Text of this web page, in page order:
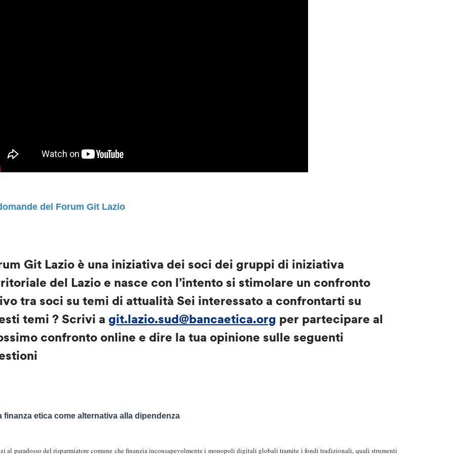
del Forum Git Lazio
Git Lazio è una iniziativa dei soci dei gruppi di iniziativa
del Lazio e nasce con l’intento si stimolare un confronto
tra soci su temi di attualità Sei interessato a confrontarti su
temi ? Scrivi agit.lazio.sud@bancaetica.org per partecipare al
confronto online e dire la tua opinione sulle seguenti
finanza etica come alternativa alla dipendenza
al paradosso del risparmiatore comune che finanzia inconsapevolmente i monopoli digitali globali tramite i fondi tradizionali, quali strumenti